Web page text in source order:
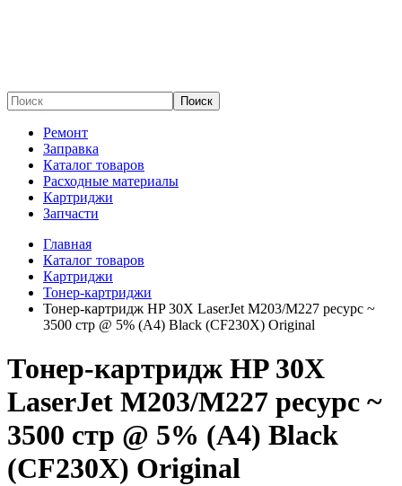
Поиск
Ремонт
Заправка
Каталог товаров
Расходные материалы
Картриджи
Запчасти
Главная
Каталог товаров
Картриджи
Тонер-картриджи
Тонер-картридж HP 30X LaserJet M203/M227 ресурс ~
3500 стр @ 5% (A4) Black (CF230X) Original
Тонер-картридж HP 30X
LaserJet M203/M227 ресурс ~
3500 стр @ 5% (A4) Black
(CF230X) Original